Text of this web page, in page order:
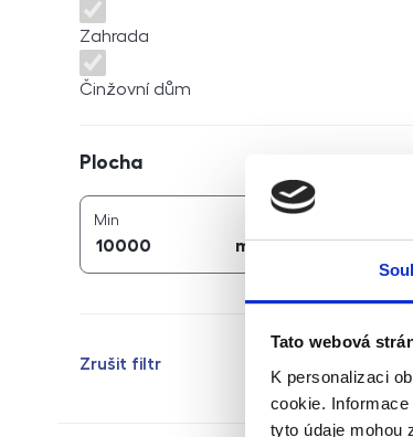
Tato webová
K personalizaci
cookie.
tyto údaje mohou
Zahrada
Činžovní dům
Plocha
Min
m2
Zrušit filtr